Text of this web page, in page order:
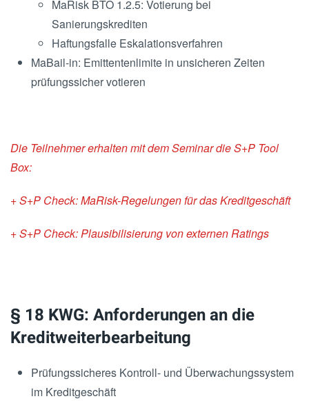
MaRisk BTO 1.2.5: Votierung bei
Sanierungskrediten
Haftungsfalle Eskalationsverfahren
MaBail-in: Emittentenlimite in unsicheren Zeiten
prüfungssicher votieren
Die Teilnehmer erhalten mit dem Seminar die S+P Tool
Box:
+ S+P Check: MaRisk-Regelungen für das Kreditgeschäft
+ S+P Check: Plausibilisierung von externen Ratings
§ 18 KWG: Anforderungen an die
Kreditweiterbearbeitung
Prüfungssicheres Kontroll- und Überwachungssystem
im Kreditgeschäft